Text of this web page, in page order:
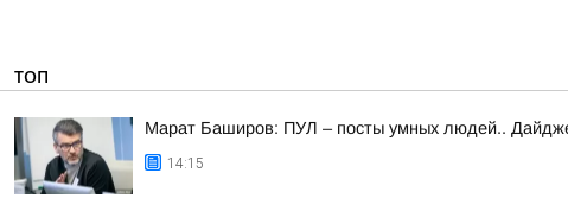
ТОП
Марат Баширов: ПУЛ – посты умных людей..
14:15